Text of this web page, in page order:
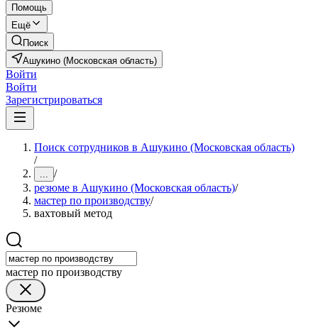
Помощь
Ещё
Поиск
Ашукино (Московская область)
Войти
Войти
Зарегистрироваться
Поиск сотрудников в Ашукино (Московская область)
/
... /
резюме в Ашукино (Московская область)/
мастер по производству/
вахтовый метод
мастер по производству
Резюме